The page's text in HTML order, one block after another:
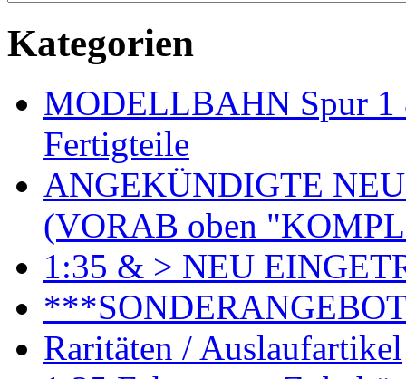
Kategorien
MODELLBAHN Spur 1
Fertigteile
ANGEKÜNDIGTE
(VORAB oben
1:35 & > NEU
Raritäten / Auslaufartikel